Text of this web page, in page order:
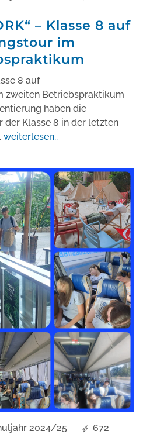
– Klasse 8 auf
im
8 auf
zweiten Betriebspraktikum
haben die
der Klasse 8 in der letzten
weiterlesen..
2024/25
672